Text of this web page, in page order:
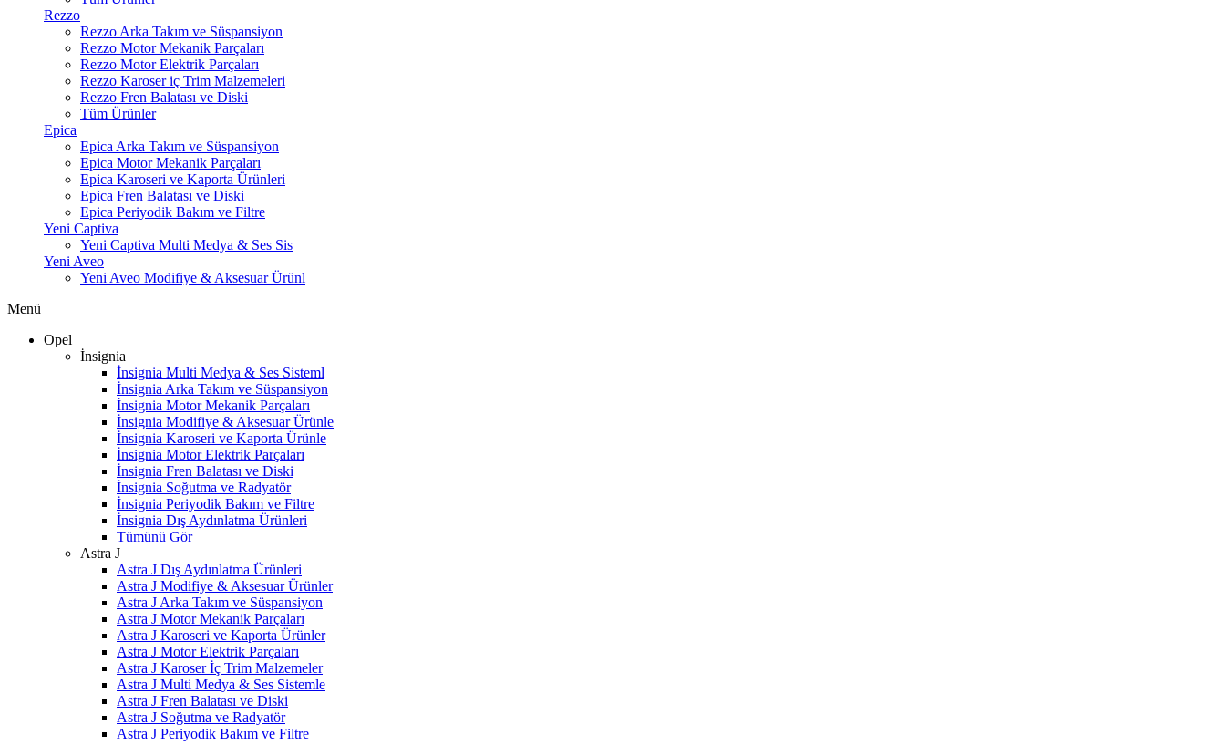
Rezzo
Rezzo Arka Takım ve Süspansiyon
Rezzo Motor Mekanik Parçaları
Rezzo Motor Elektrik Parçaları
Rezzo Karoser iç Trim Malzemeleri
Rezzo Fren Balatası ve Diski
Tüm Ürünler
Epica
Epica Arka Takım ve Süspansiyon
Epica Motor Mekanik Parçaları
Epica Karoseri ve Kaporta Ürünleri
Epica Fren Balatası ve Diski
Epica Periyodik Bakım ve Filtre
Yeni Captiva
Yeni Captiva Multi Medya & Ses Sis
Yeni Aveo
Yeni Aveo Modifiye & Aksesuar Ürünl
Menü
Opel
İnsignia
İnsignia Multi Medya & Ses Sisteml
İnsignia Arka Takım ve Süspansiyon
İnsignia Motor Mekanik Parçaları
İnsignia Modifiye & Aksesuar Ürünle
İnsignia Karoseri ve Kaporta Ürünle
İnsignia Motor Elektrik Parçaları
İnsignia Fren Balatası ve Diski
İnsignia Soğutma ve Radyatör
İnsignia Periyodik Bakım ve Filtre
İnsignia Dış Aydınlatma Ürünleri
Tümünü Gör
Astra J
Astra J Dış Aydınlatma Ürünleri
Astra J Modifiye & Aksesuar Ürünler
Astra J Arka Takım ve Süspansiyon
Astra J Motor Mekanik Parçaları
Astra J Karoseri ve Kaporta Ürünler
Astra J Motor Elektrik Parçaları
Astra J Karoser İç Trim Malzemeler
Astra J Multi Medya & Ses Sistemle
Astra J Fren Balatası ve Diski
Astra J Soğutma ve Radyatör
Astra J Periyodik Bakım ve Filtre